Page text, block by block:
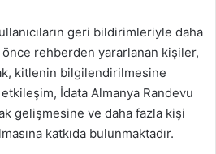
geri bildirimleriyle daha
rehberden yararlanan kişiler,
kitlenin bilgilendirilmesine
etkileşim, İdata Almanya Randevu
gelişmesine ve daha fazla kişi
katkıda bulunmaktadır.